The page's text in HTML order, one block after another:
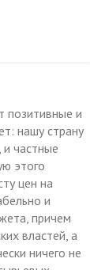
позитивные и
нашу страну
частные
этого
цен на
и
причем
властей, а
ничего не